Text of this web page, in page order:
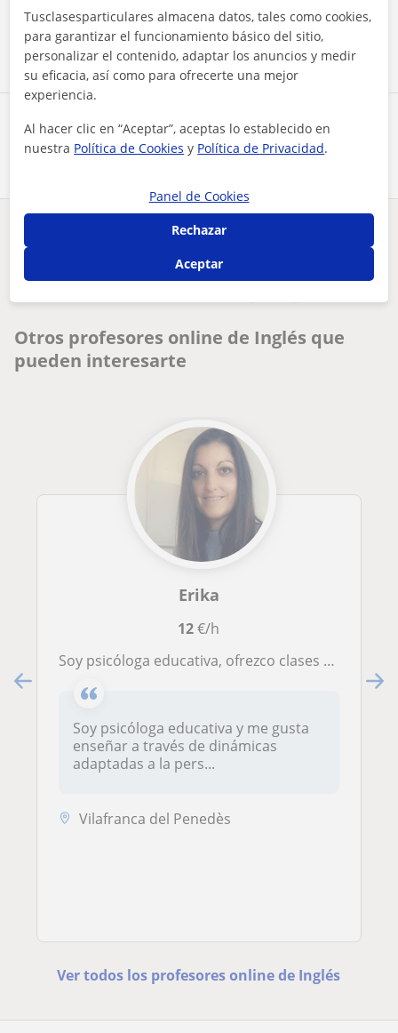
Comparte a este profesor
Contactar ahora
¿Hay algún error en este perfil?
Tus clases particulares On-line
Inglés
Otros profesores online de Inglés que
pueden interesarte
Erika
12€/h
Soy psicóloga educativa, ofrezco clases Español, Catalán o Inglés hasta b1
Soy psicóloga educativa y me gusta
enseñar a través de dinámicas
adaptadas a la pers...
Vilafranca del Penedès
Ver todos los profesores online de Inglés
Tusclasesparticulares almacena datos, tales como cookies,
para garantizar el funcionamiento básico del sitio,
personalizar el contenido, adaptar los anuncios y medir
su eficacia, así como para ofrecerte una mejor
experiencia.
Al hacer clic en “Aceptar”, aceptas lo establecido en
nuestra Política de Cookies y Política de Privacidad.
Panel de Cookies
Rechazar
Aceptar